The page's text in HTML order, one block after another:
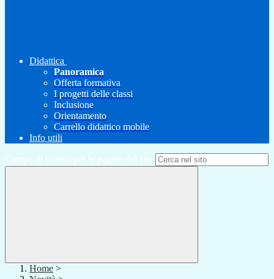
Didattica
Panoramica
Offerta formativa
I progetti delle classi
Inclusione
Orientamento
Carrello didattico mobile
Info utili
Campo di ricerca per le pagine del sito
Home >